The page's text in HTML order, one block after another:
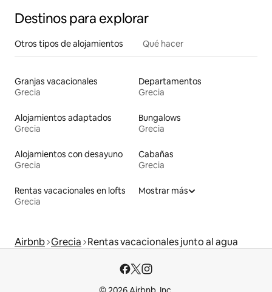
Destinos para explorar
Otros tipos de alojamientos Qué hacer
Granjas vacacionales
Grecia
Departamentos
Grecia
Alojamientos adaptados
Grecia
Bungalows
Grecia
Alojamientos con desayuno
Grecia
Cabañas
Grecia
Rentas vacacionales en lofts
Grecia
Mostrar más
Airbnb Grecia Rentas vacacionales junto al agua